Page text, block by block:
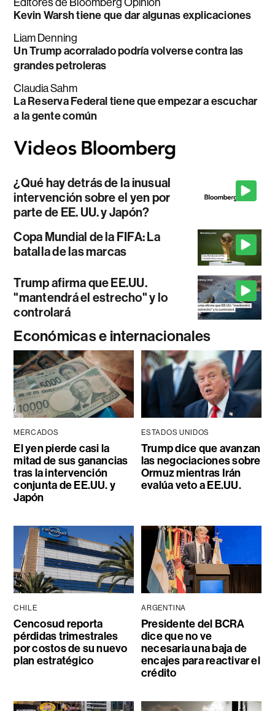
Editores de Bloomberg Opinion
Kevin Warsh tiene que dar algunas explicaciones
Liam Denning
Un Trump acorralado podría volverse contra las
grandes petroleras
Claudia Sahm
La Reserva Federal tiene que empezar a escuchar
a la gente común
¿Qué hay detrás de la inusual
intervención sobre el yen por
parte de EE. UU. y Japón?
Copa Mundial de la FIFA: La
batalla de las marcas
Trump afirma que EE.UU.
"mantendrá el estrecho" y lo
controlará
Económicas e internacionales
MERCADOS
El yen pierde casi la
mitad de sus ganancias
tras la intervención
conjunta de EE.UU. y
Japón
ESTADOS UNIDOS
Trump dice que avanzan
las negociaciones sobre
Ormuz mientras Irán
evalúa veto a EE.UU.
CHILE
Cencosud reporta
pérdidas trimestrales
por costos de su nuevo
plan estratégico
ARGENTINA
Presidente del BCRA
dice que no ve
necesaria una baja de
encajes para reactivar el
crédito